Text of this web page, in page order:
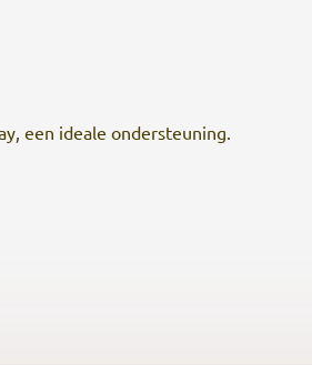
een ideale ondersteuning.